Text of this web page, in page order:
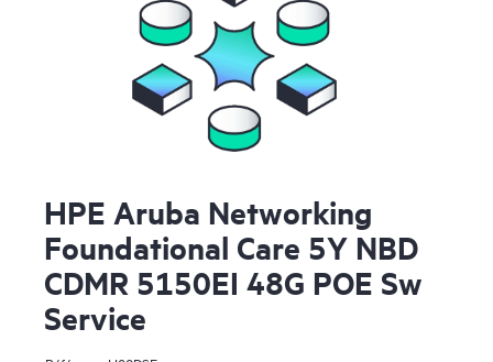
HPE Aruba Networking
Foundational Care 5Y NBD
CDMR 5150EI 48G POE Sw
Service